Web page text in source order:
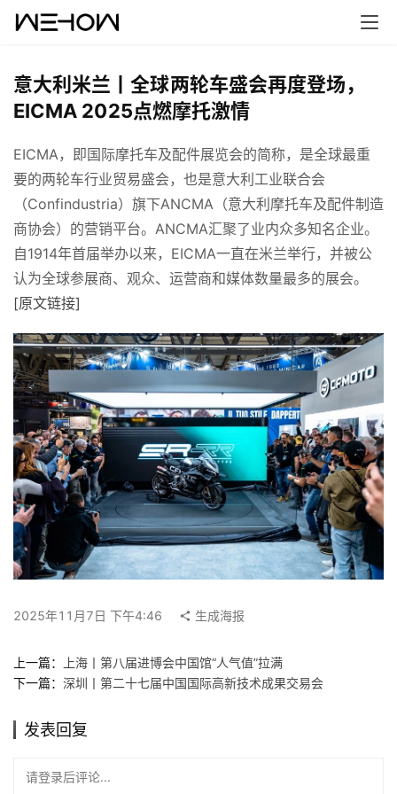
首
页
例
快
工
作
搜
索
线
展
要
稿
意大利米兰丨全球两轮车盛会再度登场，
EICMA 2025点燃摩托激情
EICMA，即国际摩托车及配件展览会的简称，是全球最重
要的两轮车行业贸易盛会，也是意大利工业联合会
（Confindustria）旗下ANCMA（意大利摩托车及配件制造
商协会）的营销平台。ANCMA汇聚了业内众多知名企业。
自1914年首届举办以来，EICMA一直在米兰举行，并被公
[原文链接]
2025年11月7日 下午4:46 生成海报
上一篇：
上海丨第八届进博会中国馆“人气值”拉满
下一篇： 深圳丨第二十七届中国国际高新技术成果交易会
发表回复
请登录后评论...